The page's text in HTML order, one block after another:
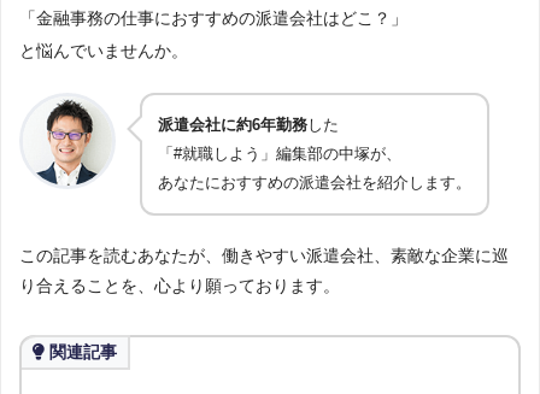
「金融事務の仕事におすすめの派遣会社はどこ？」
と悩んでいませんか。
派遣会社に約6年勤務した
「#就職しよう」編集部の中塚が、
あなたにおすすめの派遣会社を紹介します。
この記事を読むあなたが、働きやすい派遣会社、素敵な企業に巡
り合えることを、心より願っております。
関連記事